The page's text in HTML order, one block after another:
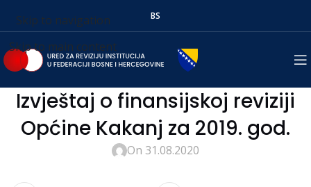
Skip to navigation
Skip to main content
BS
Izvještaj o finansijskoj reviziji
Općine Kakanj za 2019. god.
On 31.08.2020